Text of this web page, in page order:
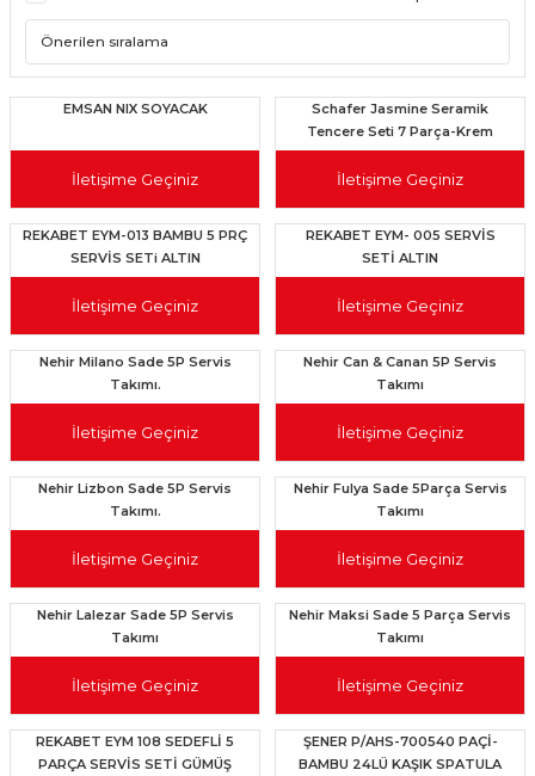
EMSAN NIX SOYACAK
İletişime Geçiniz
Schafer Jasmine Seramik
Tencere Seti 7 Parça-Krem
İletişime Geçiniz
REKABET EYM-013 BAMBU 5 PRÇ
SERVİS SETi ALTIN
İletişime Geçiniz
REKABET EYM- 005 SERVİS
SETİ ALTIN
İletişime Geçiniz
Nehir Milano Sade 5P Servis
Takımı.
İletişime Geçiniz
Nehir Can & Canan 5P Servis
Takımı
İletişime Geçiniz
Nehir Lizbon Sade 5P Servis
Takımı.
İletişime Geçiniz
Nehir Fulya Sade 5Parça Servis
Takımı
İletişime Geçiniz
Nehir Lalezar Sade 5P Servis
Takımı
İletişime Geçiniz
Nehir Maksi Sade 5 Parça Servis
Takımı
İletişime Geçiniz
REKABET EYM 108 SEDEFLİ 5
PARÇA SERVİS SETİ GÜMÜŞ
ŞENER P/AHS-700540 PAÇİ-
BAMBU 24LÜ KAŞIK SPATULA